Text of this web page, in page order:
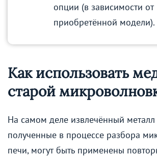
опции (в зависимости от
приобретённой модели).
Как использовать
старой
На самом деле извлечённый металл
полученные в процессе разбора
печи, могут быть применены